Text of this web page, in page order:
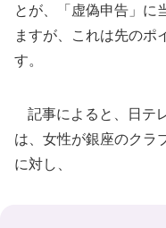
とが、「虚偽申告」に
ますが、これは先のポ
す。
記事によると、日テ
は、女性が銀座のクラ
に対し、